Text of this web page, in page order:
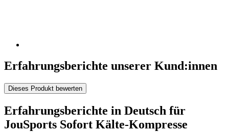
Erfahrungsberichte unserer Kund:innen
Dieses Produkt bewerten
Erfahrungsberichte in Deutsch für
JouSports Sofort Kälte-Kompresse